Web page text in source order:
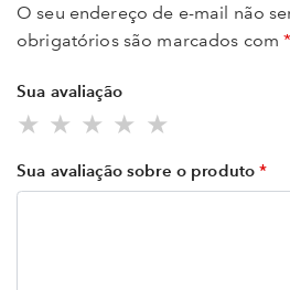
O seu endereço de e-mail não
obrigatórios são marcados com*
Sua avaliação
Sua avaliação sobre o produto*